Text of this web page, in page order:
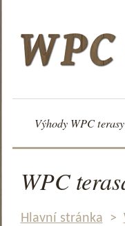
Výhody WPC terasy
WPC
Hlavní stránka >